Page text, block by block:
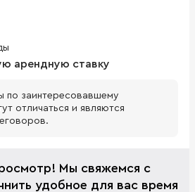
арендную ставку
по заинтересовавшему
отличаться и являются
Мы свяжемся с
удобное для вас время